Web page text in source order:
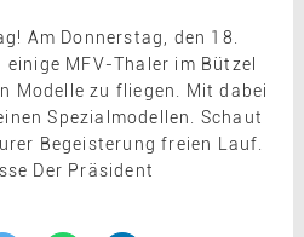
Am Donnerstag, den 18.
einige MFV-Thaler im Bützel
Modelle zu fliegen. Mit dabei
Spezialmodellen. Schaut
Begeisterung freien Lauf.
Der Präsident